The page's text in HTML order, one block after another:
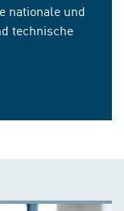
nationale und
technische